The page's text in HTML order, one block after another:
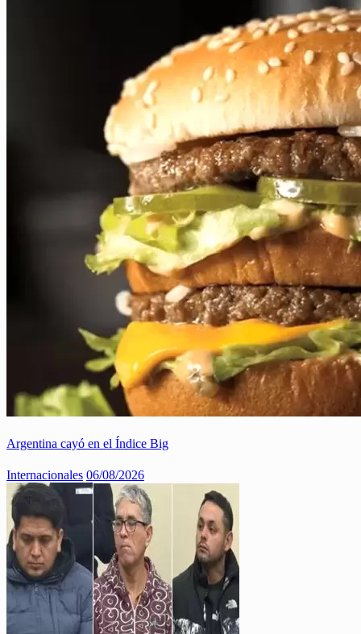
Argentina cayó en el Índice Big
Internacionales 06/08/2026